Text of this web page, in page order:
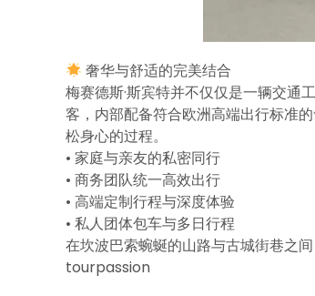
奢华与舒适的完美结合
梅赛德斯·斯宾特并不仅仅是一辆交通
客，内部配备符合欧洲高端出行标准
松身心的过程。
• 家庭与亲友的私密同行
• 商务团队统一高效出行
• 高端定制行程与深度体验
• 私人团体包车与多日行程
在坎波巴索蜿蜒的山路与古城街巷之
tourpassion